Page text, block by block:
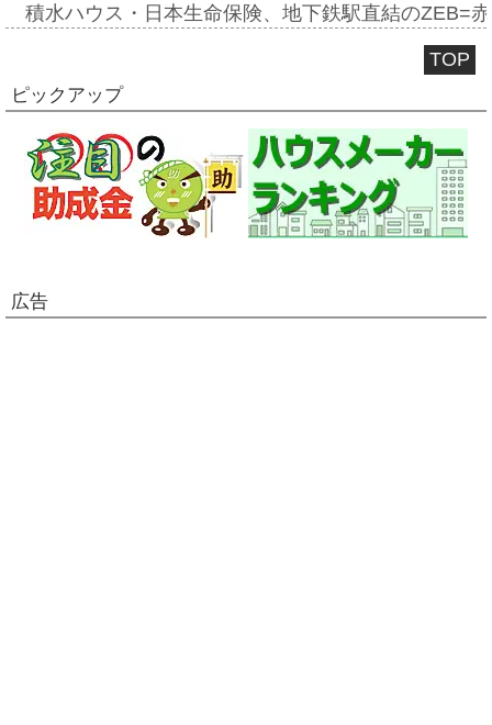
積水ハウス・日本生命保険、地下鉄駅直結のZEB=
TOP
ピックアップ
広告